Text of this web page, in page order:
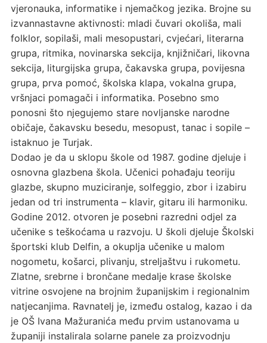
vjeronauka, informatike i njemačkog jezika. Brojne su
izvannastavne aktivnosti: mladi čuvari okoliša, mali
folklor, sopilaši, mali mesopustari, cvjećari, literarna
grupa, ritmika, novinarska sekcija, knjižničari, likovna
sekcija, liturgijska grupa, čakavska grupa, povijesna
grupa, prva pomoć, školska klapa, vokalna grupa,
vršnjaci pomagači i informatika. Posebno smo
ponosni što njegujemo stare novljanske narodne
običaje, čakavsku besedu, mesopust, tanac i sopile –
istaknuo je Turjak.
Dodao je da u sklopu škole od 1987. godine djeluje i
osnovna glazbena škola. Učenici pohađaju teoriju
glazbe, skupno muziciranje, solfeggio, zbor i izabiru
jedan od tri instrumenta – klavir, gitaru ili harmoniku.
Godine 2012. otvoren je posebni razredni odjel za
učenike s teškoćama u razvoju. U školi djeluje Školski
športski klub Delfin, a okuplja učenike u malom
nogometu, košarci, plivanju, streljaštvu i rukometu.
Zlatne, srebrne i brončane medalje krase školske
vitrine osvojene na brojnim županijskim i regionalnim
natjecanjima. Ravnatelj je, između ostalog, kazao i da
je OŠ Ivana Mažuranića među prvim ustanovama u
županiji instalirala solarne panele za proizvodnju